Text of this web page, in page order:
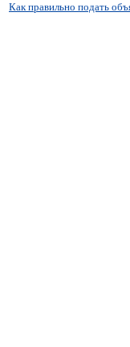
Как правильно подать